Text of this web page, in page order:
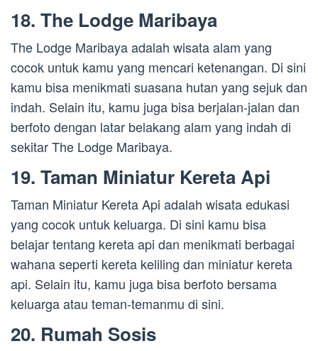
18. The Lodge Maribaya
The Lodge Maribaya adalah wisata alam yang
cocok untuk kamu yang mencari ketenangan. Di sini
kamu bisa menikmati suasana hutan yang sejuk dan
indah. Selain itu, kamu juga bisa berjalan-jalan dan
berfoto dengan latar belakang alam yang indah di
sekitar The Lodge Maribaya.
19. Taman Miniatur Kereta Api
Taman Miniatur Kereta Api adalah wisata edukasi
yang cocok untuk keluarga. Di sini kamu bisa
belajar tentang kereta api dan menikmati berbagai
wahana seperti kereta keliling dan miniatur kereta
api. Selain itu, kamu juga bisa berfoto bersama
keluarga atau teman-temanmu di sini.
20. Rumah Sosis